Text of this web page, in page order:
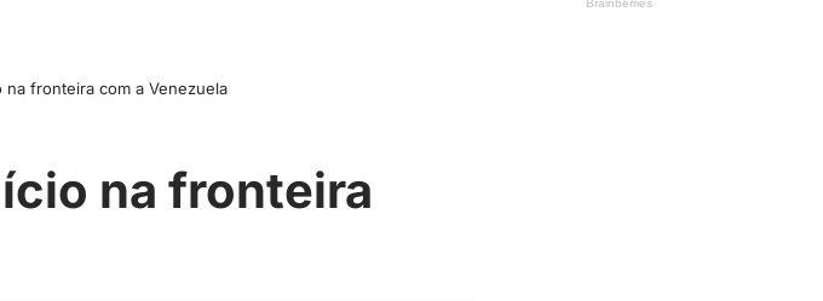
na fronteira com a Venezuela
na fronteira